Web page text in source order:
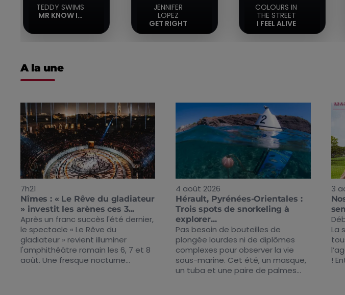
TEDDY SWIMS
MR KNOW IT
JENNIFER
LOPEZ
GET RIGHT
COLOURS IN
THE STREET
I FEEL ALIVE
A la une
7h21
Nîmes : « Le Rêve du gladiateur
» investit les arènes ces 3...
Après un franc succès l'été dernier,
le spectacle « Le Rêve du
gladiateur » revient illuminer
l'amphithéâtre romain les 6, 7 et 8
août. Une fresque nocturne...
4 août 2026
Hérault, Pyrénées-Orientales :
Trois spots de snorkeling à
explorer...
Pas besoin de bouteilles de
plongée lourdes ni de diplômes
complexes pour observer la vie
sous-marine. Cet été, un masque,
un tuba et une paire de palmes...
3
La
!